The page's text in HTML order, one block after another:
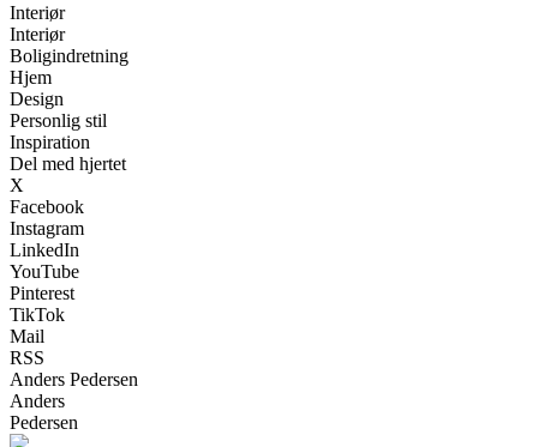
Interiør
Interiør
Boligindretning
Hjem
Design
Personlig stil
Inspiration
Del med hjertet
X
Facebook
Instagram
LinkedIn
YouTube
Pinterest
TikTok
Mail
RSS
Anders Pedersen
Anders
Pedersen